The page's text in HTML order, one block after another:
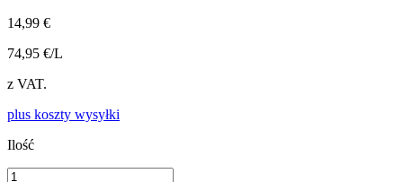
14,99 €
74,95 €/L
z VAT.
plus koszty wysyłki
Ilość